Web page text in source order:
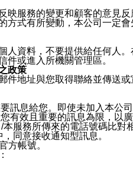
映服務的變更和顧客的意見
方式有所變動，本公司一定
人資料，不要提供給任何人
件或進入所機關管理區。
政策
件地址與您取得聯絡並傳送
訊息給您。即使未加入本公
有效且重要的訊息為限，以
服務所傳來的電話號碼比對
同意接收通知型訊息。
方帳號。